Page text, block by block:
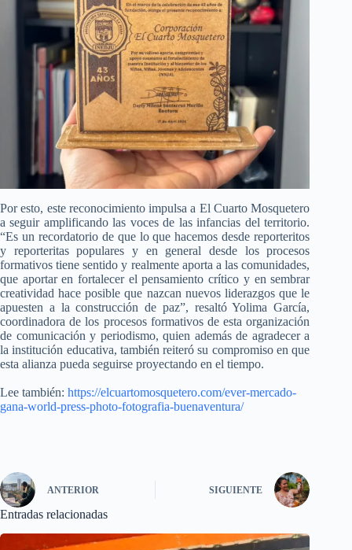
Por esto, este reconocimiento impulsa a El Cuarto Mosquetero
a seguir amplificando las voces de las infancias del territorio.
“Es un recordatorio de que lo que hacemos desde reporteritos
y reporteritas populares y en general desde los procesos
formativos tiene sentido y realmente aporta a las comunidades,
que aportar en fortalecer el pensamiento crítico y en sembrar
creatividad hace posible que nazcan nuevos liderazgos que le
apuesten a la construcción de paz”, resaltó Yolima García,
coordinadora de los procesos formativos de esta organización
de comunicación y periodismo, quien además de agradecer a
la institución educativa, también reiteró su compromiso en que
esta alianza pueda seguirse proyectando en el tiempo.
Lee también: https://elcuartomosquetero.com/ever-mercado-
gana-world-press-photo-fotografia-buenaventura/
ANTERIOR SIGUIENTE
Entradas relacionadas